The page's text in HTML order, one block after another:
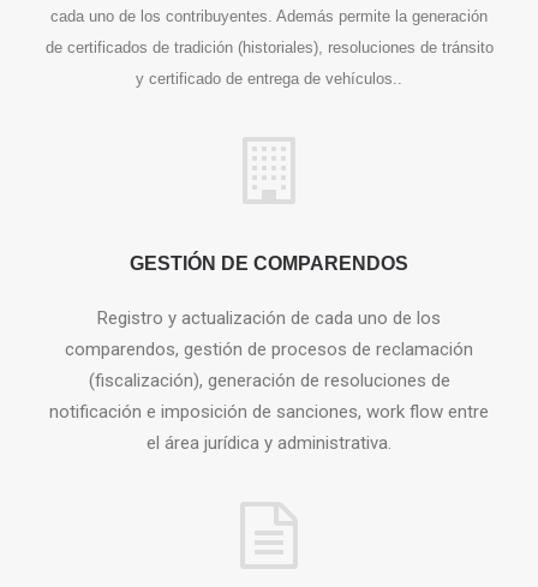
cada uno de los contribuyentes. Además permite la generación
de certificados de tradición (historiales), resoluciones de tránsito
y certificado de entrega de vehículos..
GESTIÓN DE COMPARENDOS
Registro y actualización de cada uno de los
comparendos, gestión de procesos de reclamación
(fiscalización), generación de resoluciones de
notificación e imposición de sanciones, work flow entre
el área jurídica y administrativa.